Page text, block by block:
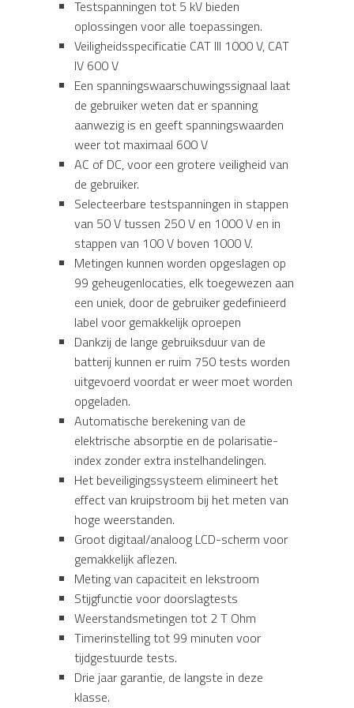
Testspanningen tot 5 kV bieden
oplossingen voor alle toepassingen.
Veiligheidsspecificatie CAT III 1000 V, CAT
IV 600 V
Een spanningswaarschuwingssignaal laat
de gebruiker weten dat er spanning
aanwezig is en geeft spanningswaarden
weer tot maximaal 600 V
AC of DC, voor een grotere veiligheid van
de gebruiker.
Selecteerbare testspanningen in stappen
van 50 V tussen 250 V en 1000 V en in
stappen van 100 V boven 1000 V.
Metingen kunnen worden opgeslagen op
99 geheugenlocaties, elk toegewezen aan
een uniek, door de gebruiker gedefinieerd
label voor gemakkelijk oproepen
Dankzij de lange gebruiksduur van de
batterij kunnen er ruim 750 tests worden
uitgevoerd voordat er weer moet worden
opgeladen.
Automatische berekening van de
elektrische absorptie en de polarisatie-
index zonder extra instelhandelingen.
Het beveiligingssysteem elimineert het
effect van kruipstroom bij het meten van
hoge weerstanden.
Groot digitaal/analoog LCD-scherm voor
gemakkelijk aflezen.
Meting van capaciteit en lekstroom
Stijgfunctie voor doorslagtests
Weerstandsmetingen tot 2 T Ohm
Timerinstelling tot 99 minuten voor
tijdgestuurde tests.
Drie jaar garantie, de langste in deze
klasse.